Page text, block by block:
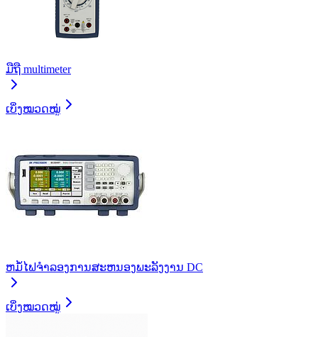
ມືຖື multimeter
ເບິ່ງໝວດໝູ່
ຫມໍ້ໄຟຈໍາລອງການສະຫນອງພະລັງງານ DC
ເບິ່ງໝວດໝູ່